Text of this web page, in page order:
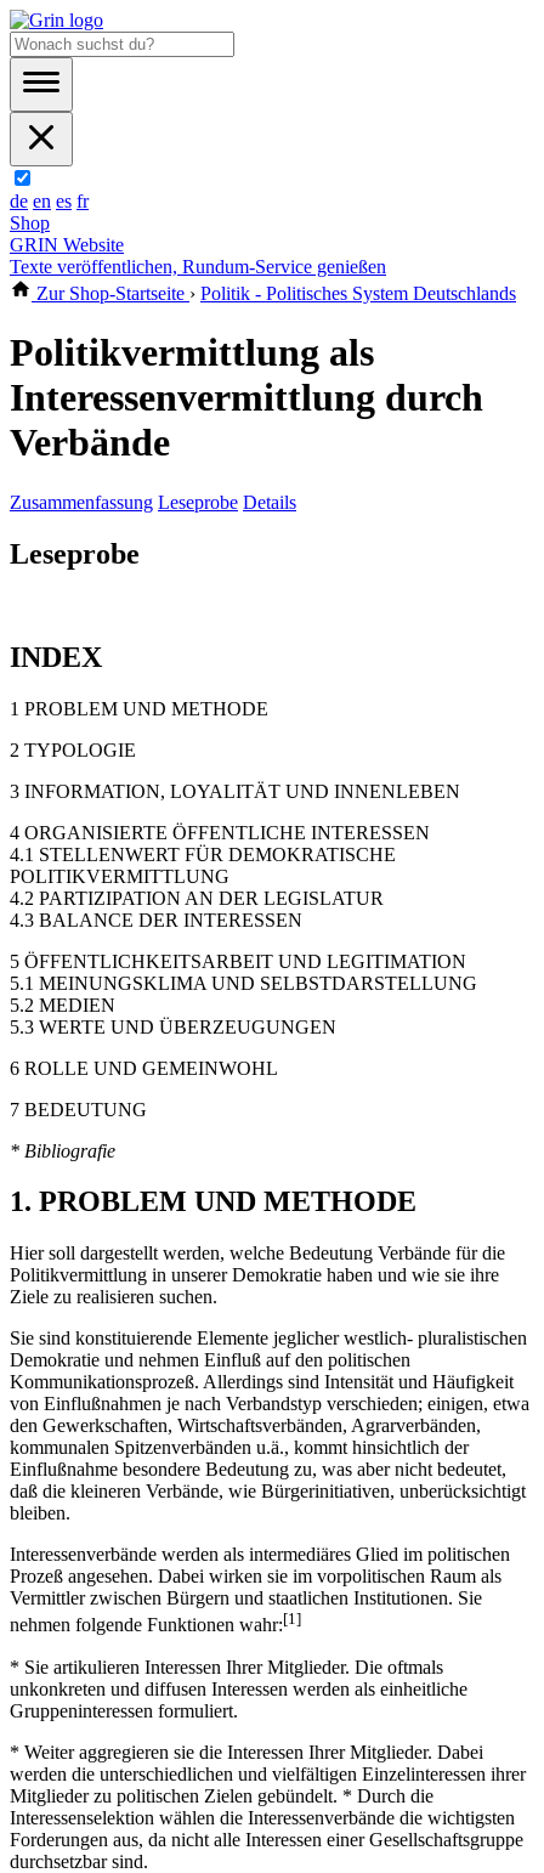
de en es fr
Shop
GRIN Website
Texte veröffentlichen, Rundum-Service genießen
Zur Shop-Startseite › Politik - Politisches System Deutschlands
Politikvermittlung als
Interessenvermittlung durch
Verbände
Zusammenfassung Leseprobe Details
Leseprobe
INDEX
1 PROBLEM UND METHODE
2 TYPOLOGIE
3 INFORMATION, LOYALITÄT UND INNENLEBEN
4 ORGANISIERTE ÖFFENTLICHE INTERESSEN
4.1 STELLENWERT FÜR DEMOKRATISCHE
POLITIKVERMITTLUNG
4.2 PARTIZIPATION AN DER LEGISLATUR
4.3 BALANCE DER INTERESSEN
5 ÖFFENTLICHKEITSARBEIT UND LEGITIMATION
5.1 MEINUNGSKLIMA UND SELBSTDARSTELLUNG
5.2 MEDIEN
5.3 WERTE UND ÜBERZEUGUNGEN
6 ROLLE UND GEMEINWOHL
7 BEDEUTUNG
* Bibliografie
1. PROBLEM UND METHODE
Hier soll dargestellt werden, welche Bedeutung Verbände für die
Politikvermittlung in unserer Demokratie haben und wie sie ihre
Ziele zu realisieren suchen.
Sie sind konstituierende Elemente jeglicher westlich- pluralistischen
Demokratie und nehmen Einfluß auf den politischen
Kommunikationsprozeß. Allerdings sind Intensität und Häufigkeit
von Einflußnahmen je nach Verbandstyp verschieden; einigen, etwa
den Gewerkschaften, Wirtschaftsverbänden, Agrarverbänden,
kommunalen Spitzenverbänden u.ä., kommt hinsichtlich der
Einflußnahme besondere Bedeutung zu, was aber nicht bedeutet,
daß die kleineren Verbände, wie Bürgerinitiativen, unberücksichtigt
bleiben.
Interessenverbände werden als intermediäres Glied im politischen
Prozeß angesehen. Dabei wirken sie im vorpolitischen Raum als
Vermittler zwischen Bürgern und staatlichen Institutionen. Sie
nehmen folgende Funktionen wahr:[1]
* Sie artikulieren Interessen Ihrer Mitglieder. Die oftmals
unkonkreten und diffusen Interessen werden als einheitliche
Gruppeninteressen formuliert.
* Weiter aggregieren sie die Interessen Ihrer Mitglieder. Dabei
werden die unterschiedlichen und vielfältigen Einzelinteressen ihrer
Mitglieder zu politischen Zielen gebündelt. * Durch die
Interessenselektion wählen die Interessenverbände die wichtigsten
Forderungen aus, da nicht alle Interessen einer Gesellschaftsgruppe
durchsetzbar sind.